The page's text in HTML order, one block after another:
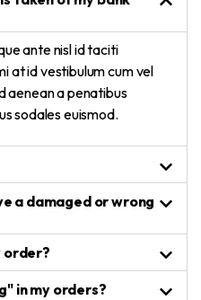
ante nisl id taciti
at id vestibulum cum vel
aenean a penatibus
sodales euismod.
a damaged or wrong
order?
in my orders?